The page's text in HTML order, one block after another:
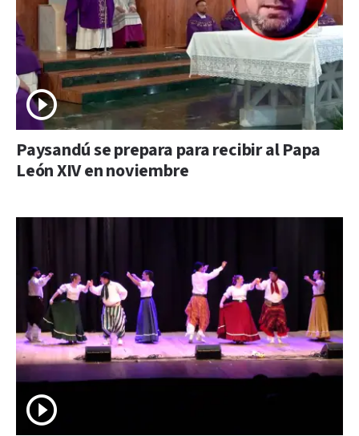
Paysandú se prepara para recibir al Papa
León XIV en noviembre